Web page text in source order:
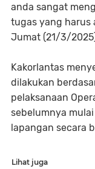
anda sangat
tugas yang harus
Jumat (21/3/
Kakorlantas
dilakukan
pelaksanaan
sebelumnya
lapangan secara
Lihat juga